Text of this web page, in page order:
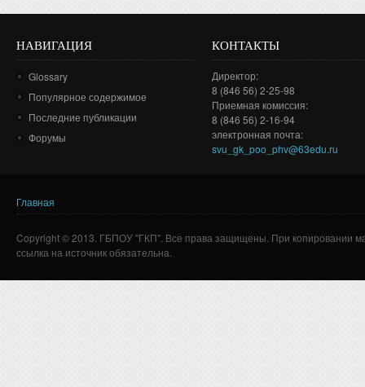
НАВИГАЦИЯ
Glossary
Популярное содержимое
Последние публикации
Форумы
КОНТАКТЫ
Директор:
8 (846 56) 2-25-98
Приемная комиссия:
8 (846 56) 2-16-94
электронная почта:
svu_gk_poo_phv@63edu.ru
Вы здесь
Главная
Copyright © 2013. ГБПОУ "ГКП". Все права защищены. При копировании
ссылка на источник обязательна.